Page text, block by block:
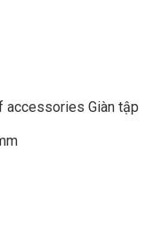
accessories Giàn tập